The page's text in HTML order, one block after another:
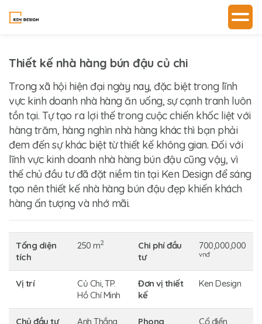
Thiết kế nhà hàng bún đậu củ chi
Trong xã hội hiện đại ngày nay, đặc biệt trong lĩnh
vực kinh doanh nhà hàng ăn uống, sự cạnh tranh luôn
tồn tại. Tự tạo ra lợi thế trong cuộc chiến khốc liệt với
hàng trăm, hàng nghìn nhà hàng khác thì bạn phải
đem đến sự khác biệt từ thiết kế không gian. Đối với
lĩnh vực kinh doanh nhà hàng bún đậu cũng vậy, vì
thế chủ đầu tư đã đặt niềm tin tại Ken Design để sáng
tạo nên thiết kế nhà hàng bún đậu đẹp khiến khách
hàng ấn tượng và nhớ mãi.
Tổng diện
tích
250 m2
Chi phí đầu
tư
700,000,000
vnđ
Vị trí
Củ Chi, TP.
Hồ Chí Minh
Đơn vị thiết
kế
Ken Design
Chủ đầu tư
Anh Thắng
Phong
Cổ điển